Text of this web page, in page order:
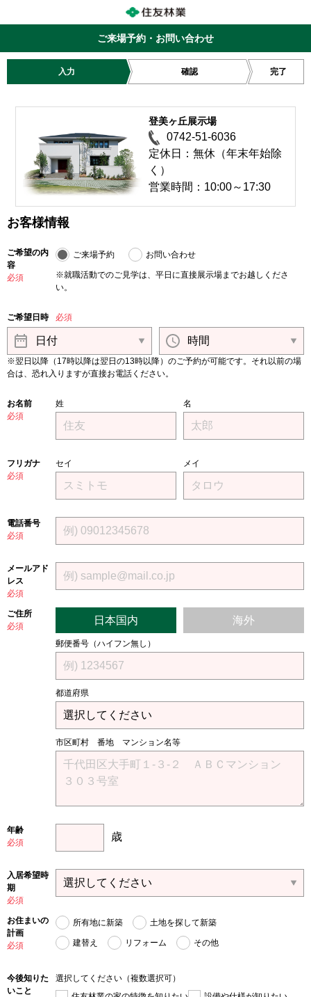
ご来場予約・お問い合わせ
入力 確認 完了
登美ヶ丘展示場
0742-51-6036
定休日：無休（年末年始除
く）
営業時間：10:00～17:30
お客様情報
ご希望の内
容
必須
ご来場予約 お問い合わせ
※就職活動でのご見学は、平日に直接展示場までお越しくださ
い。
ご希望日時 必須
※翌日以降（17時以降は翌日の13時以降）のご予約が可能です。それ以前の場
合は、恐れ入りますが直接お電話ください。
お名前
必須
姓 名
フリガナ
必須
セイ メイ
電話番号
必須
メールアド
レス
必須
ご住所
必須
日本国内 海外
郵便番号（ハイフン無し）
都道府県
市区町村 番地 マンション名等
年齢
必須
歳
入居希望時
期
必須
お住まいの
計画
必須
所有地に新築 土地を探して新築
建替え リフォーム その他
今後知りた
いこと
選択してください（複数選択可）